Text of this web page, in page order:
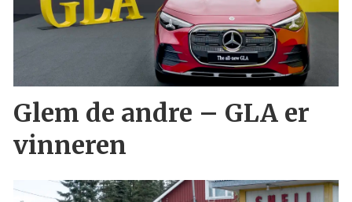
Glem de andre – GLA er
vinneren